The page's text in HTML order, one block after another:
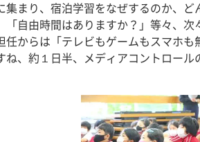
まり、宿泊学習をなぜするのか、
「自由時間はありますか？」等々、
任からは「テレビもゲームもスマホ
ね、約１日半、メディアコントロー